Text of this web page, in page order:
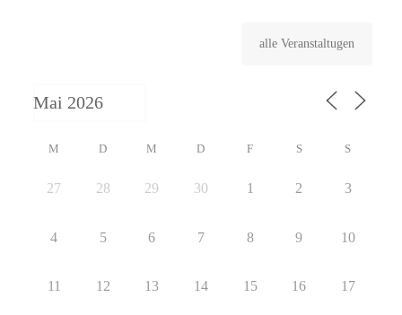
alle Veranstaltugen
M D M D F S S
27 28 29 30 1 2 3
4 5 6 7 8 9 10
11 12 13 14 15 16 17